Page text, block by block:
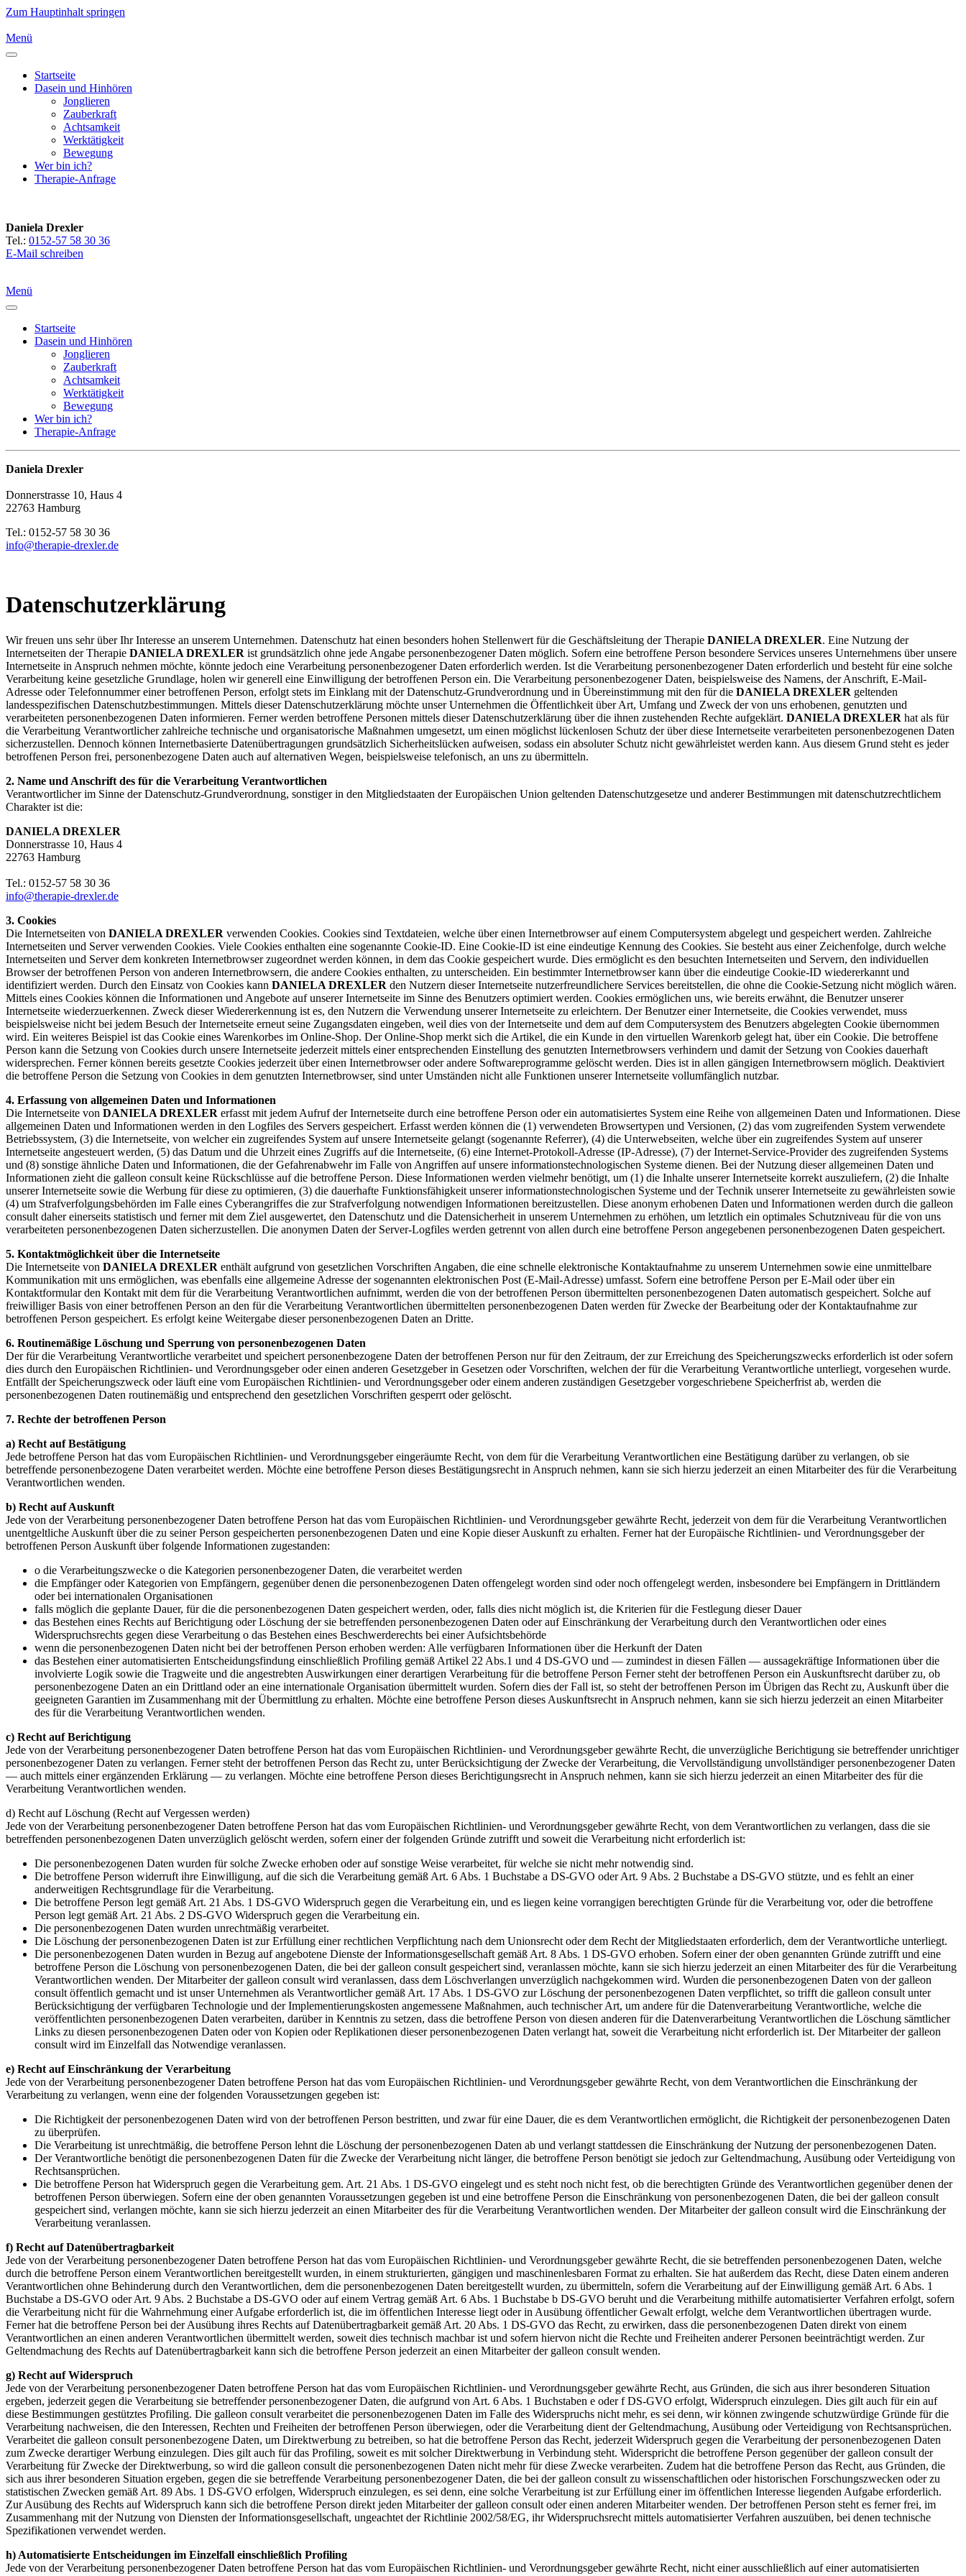
Zum Hauptinhalt springen
Menü
Startseite
Dasein und Hinhören
Jonglieren
Zauberkraft
Achtsamkeit
Werktätigkeit
Bewegung
Wer bin ich?
Therapie-Anfrage
Daniela Drexler
Tel.: 0152-57 58 30 36
E-Mail schreiben
Menü
Startseite
Dasein und Hinhören
Jonglieren
Zauberkraft
Achtsamkeit
Werktätigkeit
Bewegung
Wer bin ich?
Therapie-Anfrage
Daniela Drexler
Donnerstrasse 10, Haus 4
22763 Hamburg
Tel.: 0152-57 58 30 36
info@therapie-drexler.de
Datenschutzerklärung
Wir freuen uns sehr über Ihr Interesse an unserem Unternehmen. Datenschutz hat einen besonders hohen Stellenwert für die Geschäftsleitung der Therapie DANIELA DREXLER. Eine Nutzung der
Internetseiten der Therapie DANIELA DREXLER ist grundsätzlich ohne jede Angabe personenbezogener Daten möglich. Sofern eine betroffene Person besondere Services unseres Unternehmens über unsere
Internetseite in Anspruch nehmen möchte, könnte jedoch eine Verarbeitung personenbezogener Daten erforderlich werden. Ist die Verarbeitung personenbezogener Daten erforderlich und besteht für eine solche
Verarbeitung keine gesetzliche Grundlage, holen wir generell eine Einwilligung der betroffenen Person ein. Die Verarbeitung personenbezogener Daten, beispielsweise des Namens, der Anschrift, E-Mail-
Adresse oder Telefonnummer einer betroffenen Person, erfolgt stets im Einklang mit der Datenschutz-Grundverordnung und in Übereinstimmung mit den für die DANIELA DREXLER geltenden
landesspezifischen Datenschutzbestimmungen. Mittels dieser Datenschutzerklärung möchte unser Unternehmen die Öffentlichkeit über Art, Umfang und Zweck der von uns erhobenen, genutzten und
verarbeiteten personenbezogenen Daten informieren. Ferner werden betroffene Personen mittels dieser Datenschutzerklärung über die ihnen zustehenden Rechte aufgeklärt. DANIELA DREXLER hat als für
die Verarbeitung Verantwortlicher zahlreiche technische und organisatorische Maßnahmen umgesetzt, um einen möglichst lückenlosen Schutz der über diese Internetseite verarbeiteten personenbezogenen Daten
sicherzustellen. Dennoch können Internetbasierte Datenübertragungen grundsätzlich Sicherheitslücken aufweisen, sodass ein absoluter Schutz nicht gewährleistet werden kann. Aus diesem Grund steht es jeder
betroffenen Person frei, personenbezogene Daten auch auf alternativen Wegen, beispielsweise telefonisch, an uns zu übermitteln.
2. Name und Anschrift des für die Verarbeitung Verantwortlichen
Verantwortlicher im Sinne der Datenschutz-Grundverordnung, sonstiger in den Mitgliedstaaten der Europäischen Union geltenden Datenschutzgesetze und anderer Bestimmungen mit datenschutzrechtlichem
Charakter ist die:
DANIELA DREXLER
Donnerstrasse 10, Haus 4
22763 Hamburg
Tel.: 0152-57 58 30 36
info@therapie-drexler.de
3. Cookies
Die Internetseiten von DANIELA DREXLER verwenden Cookies. Cookies sind Textdateien, welche über einen Internetbrowser auf einem Computersystem abgelegt und gespeichert werden. Zahlreiche
Internetseiten und Server verwenden Cookies. Viele Cookies enthalten eine sogenannte Cookie-ID. Eine Cookie-ID ist eine eindeutige Kennung des Cookies. Sie besteht aus einer Zeichenfolge, durch welche
Internetseiten und Server dem konkreten Internetbrowser zugeordnet werden können, in dem das Cookie gespeichert wurde. Dies ermöglicht es den besuchten Internetseiten und Servern, den individuellen
Browser der betroffenen Person von anderen Internetbrowsern, die andere Cookies enthalten, zu unterscheiden. Ein bestimmter Internetbrowser kann über die eindeutige Cookie-ID wiedererkannt und
identifiziert werden. Durch den Einsatz von Cookies kann DANIELA DREXLER den Nutzern dieser Internetseite nutzerfreundlichere Services bereitstellen, die ohne die Cookie-Setzung nicht möglich wären.
Mittels eines Cookies können die Informationen und Angebote auf unserer Internetseite im Sinne des Benutzers optimiert werden. Cookies ermöglichen uns, wie bereits erwähnt, die Benutzer unserer
Internetseite wiederzuerkennen. Zweck dieser Wiedererkennung ist es, den Nutzern die Verwendung unserer Internetseite zu erleichtern. Der Benutzer einer Internetseite, die Cookies verwendet, muss
beispielsweise nicht bei jedem Besuch der Internetseite erneut seine Zugangsdaten eingeben, weil dies von der Internetseite und dem auf dem Computersystem des Benutzers abgelegten Cookie übernommen
wird. Ein weiteres Beispiel ist das Cookie eines Warenkorbes im Online-Shop. Der Online-Shop merkt sich die Artikel, die ein Kunde in den virtuellen Warenkorb gelegt hat, über ein Cookie. Die betroffene
Person kann die Setzung von Cookies durch unsere Internetseite jederzeit mittels einer entsprechenden Einstellung des genutzten Internetbrowsers verhindern und damit der Setzung von Cookies dauerhaft
widersprechen. Ferner können bereits gesetzte Cookies jederzeit über einen Internetbrowser oder andere Softwareprogramme gelöscht werden. Dies ist in allen gängigen Internetbrowsern möglich. Deaktiviert
die betroffene Person die Setzung von Cookies in dem genutzten Internetbrowser, sind unter Umständen nicht alle Funktionen unserer Internetseite vollumfänglich nutzbar.
4. Erfassung von allgemeinen Daten und Informationen
Die Internetseite von DANIELA DREXLER erfasst mit jedem Aufruf der Internetseite durch eine betroffene Person oder ein automatisiertes System eine Reihe von allgemeinen Daten und Informationen. Diese
allgemeinen Daten und Informationen werden in den Logfiles des Servers gespeichert. Erfasst werden können die (1) verwendeten Browsertypen und Versionen, (2) das vom zugreifenden System verwendete
Betriebssystem, (3) die Internetseite, von welcher ein zugreifendes System auf unsere Internetseite gelangt (sogenannte Referrer), (4) die Unterwebseiten, welche über ein zugreifendes System auf unserer
Internetseite angesteuert werden, (5) das Datum und die Uhrzeit eines Zugriffs auf die Internetseite, (6) eine Internet-Protokoll-Adresse (IP-Adresse), (7) der Internet-Service-Provider des zugreifenden Systems
und (8) sonstige ähnliche Daten und Informationen, die der Gefahrenabwehr im Falle von Angriffen auf unsere informationstechnologischen Systeme dienen. Bei der Nutzung dieser allgemeinen Daten und
Informationen zieht die galleon consult keine Rückschlüsse auf die betroffene Person. Diese Informationen werden vielmehr benötigt, um (1) die Inhalte unserer Internetseite korrekt auszuliefern, (2) die Inhalte
unserer Internetseite sowie die Werbung für diese zu optimieren, (3) die dauerhafte Funktionsfähigkeit unserer informationstechnologischen Systeme und der Technik unserer Internetseite zu gewährleisten sowie
(4) um Strafverfolgungsbehörden im Falle eines Cyberangriffes die zur Strafverfolgung notwendigen Informationen bereitzustellen. Diese anonym erhobenen Daten und Informationen werden durch die galleon
consult daher einerseits statistisch und ferner mit dem Ziel ausgewertet, den Datenschutz und die Datensicherheit in unserem Unternehmen zu erhöhen, um letztlich ein optimales Schutzniveau für die von uns
verarbeiteten personenbezogenen Daten sicherzustellen. Die anonymen Daten der Server-Logfiles werden getrennt von allen durch eine betroffene Person angegebenen personenbezogenen Daten gespeichert.
5. Kontaktmöglichkeit über die Internetseite
Die Internetseite von DANIELA DREXLER enthält aufgrund von gesetzlichen Vorschriften Angaben, die eine schnelle elektronische Kontaktaufnahme zu unserem Unternehmen sowie eine unmittelbare
Kommunikation mit uns ermöglichen, was ebenfalls eine allgemeine Adresse der sogenannten elektronischen Post (E-Mail-Adresse) umfasst. Sofern eine betroffene Person per E-Mail oder über ein
Kontaktformular den Kontakt mit dem für die Verarbeitung Verantwortlichen aufnimmt, werden die von der betroffenen Person übermittelten personenbezogenen Daten automatisch gespeichert. Solche auf
freiwilliger Basis von einer betroffenen Person an den für die Verarbeitung Verantwortlichen übermittelten personenbezogenen Daten werden für Zwecke der Bearbeitung oder der Kontaktaufnahme zur
betroffenen Person gespeichert. Es erfolgt keine Weitergabe dieser personenbezogenen Daten an Dritte.
6. Routinemäßige Löschung und Sperrung von personenbezogenen Daten
Der für die Verarbeitung Verantwortliche verarbeitet und speichert personenbezogene Daten der betroffenen Person nur für den Zeitraum, der zur Erreichung des Speicherungszwecks erforderlich ist oder sofern
dies durch den Europäischen Richtlinien- und Verordnungsgeber oder einen anderen Gesetzgeber in Gesetzen oder Vorschriften, welchen der für die Verarbeitung Verantwortliche unterliegt, vorgesehen wurde.
Entfällt der Speicherungszweck oder läuft eine vom Europäischen Richtlinien- und Verordnungsgeber oder einem anderen zuständigen Gesetzgeber vorgeschriebene Speicherfrist ab, werden die
personenbezogenen Daten routinemäßig und entsprechend den gesetzlichen Vorschriften gesperrt oder gelöscht.
7. Rechte der betroffenen Person
a) Recht auf Bestätigung
Jede betroffene Person hat das vom Europäischen Richtlinien- und Verordnungsgeber eingeräumte Recht, von dem für die Verarbeitung Verantwortlichen eine Bestätigung darüber zu verlangen, ob sie
betreffende personenbezogene Daten verarbeitet werden. Möchte eine betroffene Person dieses Bestätigungsrecht in Anspruch nehmen, kann sie sich hierzu jederzeit an einen Mitarbeiter des für die Verarbeitung
Verantwortlichen wenden.
b) Recht auf Auskunft
Jede von der Verarbeitung personenbezogener Daten betroffene Person hat das vom Europäischen Richtlinien- und Verordnungsgeber gewährte Recht, jederzeit von dem für die Verarbeitung Verantwortlichen
unentgeltliche Auskunft über die zu seiner Person gespeicherten personenbezogenen Daten und eine Kopie dieser Auskunft zu erhalten. Ferner hat der Europäische Richtlinien- und Verordnungsgeber der
betroffenen Person Auskunft über folgende Informationen zugestanden:
o die Verarbeitungszwecke o die Kategorien personenbezogener Daten, die verarbeitet werden
die Empfänger oder Kategorien von Empfängern, gegenüber denen die personenbezogenen Daten offengelegt worden sind oder noch offengelegt werden, insbesondere bei Empfängern in Drittländern
oder bei internationalen Organisationen
falls möglich die geplante Dauer, für die die personenbezogenen Daten gespeichert werden, oder, falls dies nicht möglich ist, die Kriterien für die Festlegung dieser Dauer
das Bestehen eines Rechts auf Berichtigung oder Löschung der sie betreffenden personenbezogenen Daten oder auf Einschränkung der Verarbeitung durch den Verantwortlichen oder eines
Widerspruchsrechts gegen diese Verarbeitung o das Bestehen eines Beschwerderechts bei einer Aufsichtsbehörde
wenn die personenbezogenen Daten nicht bei der betroffenen Person erhoben werden: Alle verfügbaren Informationen über die Herkunft der Daten
das Bestehen einer automatisierten Entscheidungsfindung einschließlich Profiling gemäß Artikel 22 Abs.1 und 4 DS-GVO und — zumindest in diesen Fällen — aussagekräftige Informationen über die
involvierte Logik sowie die Tragweite und die angestrebten Auswirkungen einer derartigen Verarbeitung für die betroffene Person Ferner steht der betroffenen Person ein Auskunftsrecht darüber zu, ob
personenbezogene Daten an ein Drittland oder an eine internationale Organisation übermittelt wurden. Sofern dies der Fall ist, so steht der betroffenen Person im Übrigen das Recht zu, Auskunft über die
geeigneten Garantien im Zusammenhang mit der Übermittlung zu erhalten. Möchte eine betroffene Person dieses Auskunftsrecht in Anspruch nehmen, kann sie sich hierzu jederzeit an einen Mitarbeiter
des für die Verarbeitung Verantwortlichen wenden.
c) Recht auf Berichtigung
Jede von der Verarbeitung personenbezogener Daten betroffene Person hat das vom Europäischen Richtlinien- und Verordnungsgeber gewährte Recht, die unverzügliche Berichtigung sie betreffender unrichtiger
personenbezogener Daten zu verlangen. Ferner steht der betroffenen Person das Recht zu, unter Berücksichtigung der Zwecke der Verarbeitung, die Vervollständigung unvollständiger personenbezogener Daten
— auch mittels einer ergänzenden Erklärung — zu verlangen. Möchte eine betroffene Person dieses Berichtigungsrecht in Anspruch nehmen, kann sie sich hierzu jederzeit an einen Mitarbeiter des für die
Verarbeitung Verantwortlichen wenden.
d) Recht auf Löschung (Recht auf Vergessen werden)
Jede von der Verarbeitung personenbezogener Daten betroffene Person hat das vom Europäischen Richtlinien- und Verordnungsgeber gewährte Recht, von dem Verantwortlichen zu verlangen, dass die sie
betreffenden personenbezogenen Daten unverzüglich gelöscht werden, sofern einer der folgenden Gründe zutrifft und soweit die Verarbeitung nicht erforderlich ist:
Die personenbezogenen Daten wurden für solche Zwecke erhoben oder auf sonstige Weise verarbeitet, für welche sie nicht mehr notwendig sind.
Die betroffene Person widerruft ihre Einwilligung, auf die sich die Verarbeitung gemäß Art. 6 Abs. 1 Buchstabe a DS-GVO oder Art. 9 Abs. 2 Buchstabe a DS-GVO stützte, und es fehlt an einer
anderweitigen Rechtsgrundlage für die Verarbeitung.
Die betroffene Person legt gemäß Art. 21 Abs. 1 DS-GVO Widerspruch gegen die Verarbeitung ein, und es liegen keine vorrangigen berechtigten Gründe für die Verarbeitung vor, oder die betroffene
Person legt gemäß Art. 21 Abs. 2 DS-GVO Widerspruch gegen die Verarbeitung ein.
Die personenbezogenen Daten wurden unrechtmäßig verarbeitet.
Die Löschung der personenbezogenen Daten ist zur Erfüllung einer rechtlichen Verpflichtung nach dem Unionsrecht oder dem Recht der Mitgliedstaaten erforderlich, dem der Verantwortliche unterliegt.
Die personenbezogenen Daten wurden in Bezug auf angebotene Dienste der Informationsgesellschaft gemäß Art. 8 Abs. 1 DS-GVO erhoben. Sofern einer der oben genannten Gründe zutrifft und eine
betroffene Person die Löschung von personenbezogenen Daten, die bei der galleon consult gespeichert sind, veranlassen möchte, kann sie sich hierzu jederzeit an einen Mitarbeiter des für die Verarbeitung
Verantwortlichen wenden. Der Mitarbeiter der galleon consult wird veranlassen, dass dem Löschverlangen unverzüglich nachgekommen wird. Wurden die personenbezogenen Daten von der galleon
consult öffentlich gemacht und ist unser Unternehmen als Verantwortlicher gemäß Art. 17 Abs. 1 DS-GVO zur Löschung der personenbezogenen Daten verpflichtet, so trifft die galleon consult unter
Berücksichtigung der verfügbaren Technologie und der Implementierungskosten angemessene Maßnahmen, auch technischer Art, um andere für die Datenverarbeitung Verantwortliche, welche die
veröffentlichten personenbezogenen Daten verarbeiten, darüber in Kenntnis zu setzen, dass die betroffene Person von diesen anderen für die Datenverarbeitung Verantwortlichen die Löschung sämtlicher
Links zu diesen personenbezogenen Daten oder von Kopien oder Replikationen dieser personenbezogenen Daten verlangt hat, soweit die Verarbeitung nicht erforderlich ist. Der Mitarbeiter der galleon
consult wird im Einzelfall das Notwendige veranlassen.
e) Recht auf Einschränkung der Verarbeitung
Jede von der Verarbeitung personenbezogener Daten betroffene Person hat das vom Europäischen Richtlinien- und Verordnungsgeber gewährte Recht, von dem Verantwortlichen die Einschränkung der
Verarbeitung zu verlangen, wenn eine der folgenden Voraussetzungen gegeben ist:
Die Richtigkeit der personenbezogenen Daten wird von der betroffenen Person bestritten, und zwar für eine Dauer, die es dem Verantwortlichen ermöglicht, die Richtigkeit der personenbezogenen Daten
zu überprüfen.
Die Verarbeitung ist unrechtmäßig, die betroffene Person lehnt die Löschung der personenbezogenen Daten ab und verlangt stattdessen die Einschränkung der Nutzung der personenbezogenen Daten.
Der Verantwortliche benötigt die personenbezogenen Daten für die Zwecke der Verarbeitung nicht länger, die betroffene Person benötigt sie jedoch zur Geltendmachung, Ausübung oder Verteidigung von
Rechtsansprüchen.
Die betroffene Person hat Widerspruch gegen die Verarbeitung gem. Art. 21 Abs. 1 DS-GVO eingelegt und es steht noch nicht fest, ob die berechtigten Gründe des Verantwortlichen gegenüber denen der
betroffenen Person überwiegen. Sofern eine der oben genannten Voraussetzungen gegeben ist und eine betroffene Person die Einschränkung von personenbezogenen Daten, die bei der galleon consult
gespeichert sind, verlangen möchte, kann sie sich hierzu jederzeit an einen Mitarbeiter des für die Verarbeitung Verantwortlichen wenden. Der Mitarbeiter der galleon consult wird die Einschränkung der
Verarbeitung veranlassen.
f) Recht auf Datenübertragbarkeit
Jede von der Verarbeitung personenbezogener Daten betroffene Person hat das vom Europäischen Richtlinien- und Verordnungsgeber gewährte Recht, die sie betreffenden personenbezogenen Daten, welche
durch die betroffene Person einem Verantwortlichen bereitgestellt wurden, in einem strukturierten, gängigen und maschinenlesbaren Format zu erhalten. Sie hat außerdem das Recht, diese Daten einem anderen
Verantwortlichen ohne Behinderung durch den Verantwortlichen, dem die personenbezogenen Daten bereitgestellt wurden, zu übermitteln, sofern die Verarbeitung auf der Einwilligung gemäß Art. 6 Abs. 1
Buchstabe a DS-GVO oder Art. 9 Abs. 2 Buchstabe a DS-GVO oder auf einem Vertrag gemäß Art. 6 Abs. 1 Buchstabe b DS-GVO beruht und die Verarbeitung mithilfe automatisierter Verfahren erfolgt, sofern
die Verarbeitung nicht für die Wahrnehmung einer Aufgabe erforderlich ist, die im öffentlichen Interesse liegt oder in Ausübung öffentlicher Gewalt erfolgt, welche dem Verantwortlichen übertragen wurde.
Ferner hat die betroffene Person bei der Ausübung ihres Rechts auf Datenübertragbarkeit gemäß Art. 20 Abs. 1 DS-GVO das Recht, zu erwirken, dass die personenbezogenen Daten direkt von einem
Verantwortlichen an einen anderen Verantwortlichen übermittelt werden, soweit dies technisch machbar ist und sofern hiervon nicht die Rechte und Freiheiten anderer Personen beeinträchtigt werden. Zur
Geltendmachung des Rechts auf Datenübertragbarkeit kann sich die betroffene Person jederzeit an einen Mitarbeiter der galleon consult wenden.
g) Recht auf Widerspruch
Jede von der Verarbeitung personenbezogener Daten betroffene Person hat das vom Europäischen Richtlinien- und Verordnungsgeber gewährte Recht, aus Gründen, die sich aus ihrer besonderen Situation
ergeben, jederzeit gegen die Verarbeitung sie betreffender personenbezogener Daten, die aufgrund von Art. 6 Abs. 1 Buchstaben e oder f DS-GVO erfolgt, Widerspruch einzulegen. Dies gilt auch für ein auf
diese Bestimmungen gestütztes Profiling. Die galleon consult verarbeitet die personenbezogenen Daten im Falle des Widerspruchs nicht mehr, es sei denn, wir können zwingende schutzwürdige Gründe für die
Verarbeitung nachweisen, die den Interessen, Rechten und Freiheiten der betroffenen Person überwiegen, oder die Verarbeitung dient der Geltendmachung, Ausübung oder Verteidigung von Rechtsansprüchen.
Verarbeitet die galleon consult personenbezogene Daten, um Direktwerbung zu betreiben, so hat die betroffene Person das Recht, jederzeit Widerspruch gegen die Verarbeitung der personenbezogenen Daten
zum Zwecke derartiger Werbung einzulegen. Dies gilt auch für das Profiling, soweit es mit solcher Direktwerbung in Verbindung steht. Widerspricht die betroffene Person gegenüber der galleon consult der
Verarbeitung für Zwecke der Direktwerbung, so wird die galleon consult die personenbezogenen Daten nicht mehr für diese Zwecke verarbeiten. Zudem hat die betroffene Person das Recht, aus Gründen, die
sich aus ihrer besonderen Situation ergeben, gegen die sie betreffende Verarbeitung personenbezogener Daten, die bei der galleon consult zu wissenschaftlichen oder historischen Forschungszwecken oder zu
statistischen Zwecken gemäß Art. 89 Abs. 1 DS-GVO erfolgen, Widerspruch einzulegen, es sei denn, eine solche Verarbeitung ist zur Erfüllung einer im öffentlichen Interesse liegenden Aufgabe erforderlich.
Zur Ausübung des Rechts auf Widerspruch kann sich die betroffene Person direkt jeden Mitarbeiter der galleon consult oder einen anderen Mitarbeiter wenden. Der betroffenen Person steht es ferner frei, im
Zusammenhang mit der Nutzung von Diensten der Informationsgesellschaft, ungeachtet der Richtlinie 2002/58/EG, ihr Widerspruchsrecht mittels automatisierter Verfahren auszuüben, bei denen technische
Spezifikationen verwendet werden.
h) Automatisierte Entscheidungen im Einzelfall einschließlich Profiling
Jede von der Verarbeitung personenbezogener Daten betroffene Person hat das vom Europäischen Richtlinien- und Verordnungsgeber gewährte Recht, nicht einer ausschließlich auf einer automatisierten